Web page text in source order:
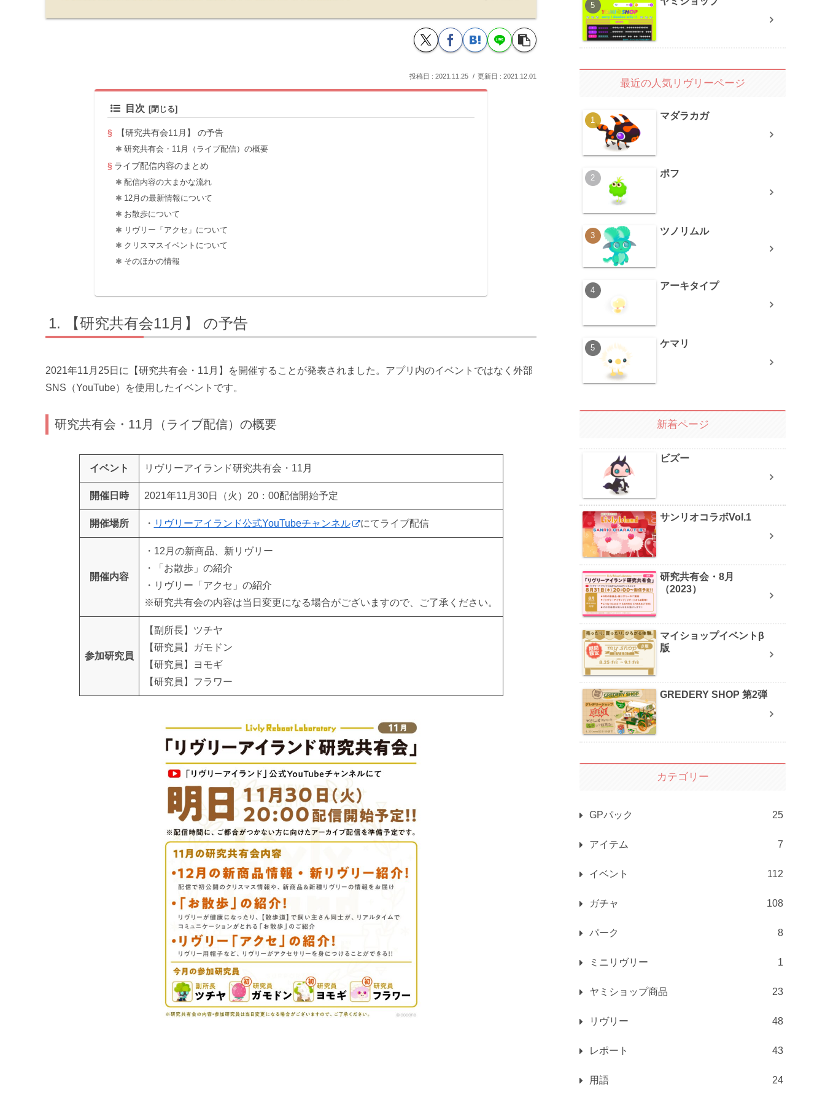
2021.11.25 2021.12.01
目次
【研究共有会11月】 の予告
研究共有会・11月（ライブ配信）の概要
ライブ配信内容のまとめ
配信内容の大まかな流れ
12月の最新情報について
お散歩について
リヴリー「アクセ」について
クリスマスイベントについて
そのほかの情報
【研究共有会11月】 の予告
2021年11月25日に【研究共有会・11月】を開催することが発表されました。アプリ内のイベントではなく外部
SNS（YouTube）を使用したイベントです。
研究共有会・11月（ライブ配信）の概要
イベント リヴリーアイランド研究共有会・11月
開催日時 2021年11月30日（火）20：00配信開始予定
開催場所 ・ リヴリーアイランド公式YouTubeチャンネル にてライブ配信
開催内容
・12月の新商品、新リヴリー
・「お散歩」の紹介
・リヴリー「アクセ」の紹介
※研究共有会の内容は当日変更になる場合がございますので、ご了承ください。
参加研究員
【副所長】ツチヤ
【研究員】ガモドン
【研究員】ヨモギ
【研究員】フラワー
最近の人気リヴリーページ
マダラカガ
ポフ
ツノリムル
アーキタイプ
ケマリ
新着ページ
ビズー
サンリオコラボVol.1
研究共有会・8月
（2023）
マイショップイベントβ
版
GREDERY SHOP 第2弾
カテゴリー
GPパック 25
アイテム 7
イベント 112
ガチャ 108
パーク 8
ミニリヴリー 1
ヤミショップ商品 23
リヴリー 48
レポート 43
用語 24